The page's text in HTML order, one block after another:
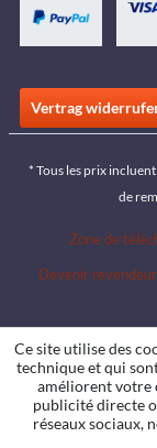
Vertrag
* Tous les prix
de
Zone de
Devenir revendeur
Ce site utilise des
technique et qui
améliorent votre
publicité directe
réseaux sociaux,